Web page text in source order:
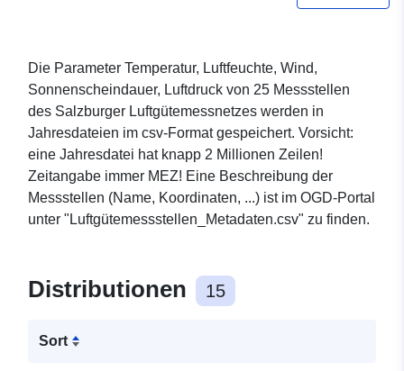
Die Parameter Temperatur, Luftfeuchte, Wind,
Sonnenscheindauer, Luftdruck von 25 Messstellen
des Salzburger Luftgütemessnetzes werden in
Jahresdateien im csv-Format gespeichert. Vorsicht:
eine Jahresdatei hat knapp 2 Millionen Zeilen!
Zeitangabe immer MEZ! Eine Beschreibung der
Messstellen (Name, Koordinaten, ...) ist im OGD-Portal
unter "Luftgütemessstellen_Metadaten.csv" zu finden.
Distributionen 15
Sort